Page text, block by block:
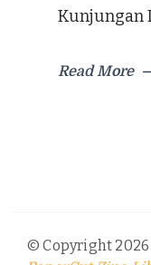
Kunjungan
Read More
© Copyright 2026